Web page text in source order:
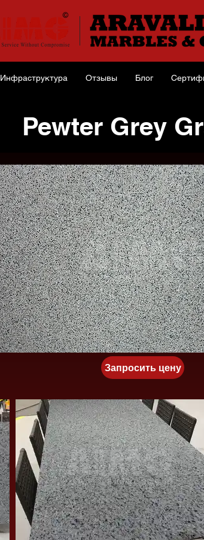
Инфраструктура Отзывы Блог
Pewter Grey
Запросить цену